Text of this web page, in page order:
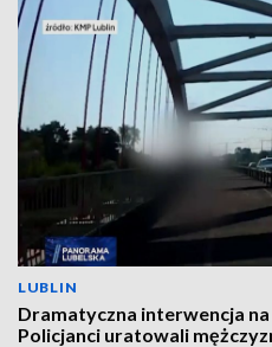
LUBLIN
Dramatyczna interwencja
Policjanci uratowali